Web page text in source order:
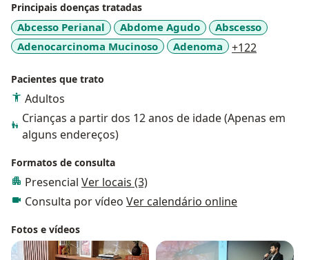
Principais doenças tratadas
Abcesso Perianal Abdome Agudo
Abscesso
Adenocarcinoma Mucinoso
Adenoma +122
Pacientes que trato
Adultos
Crianças a partir dos 12 anos de idade (Apenas em
alguns endereços)
Formatos de consulta
Presencial Ver locais (3)
Consulta por vídeo Ver calendário online
Fotos e vídeos